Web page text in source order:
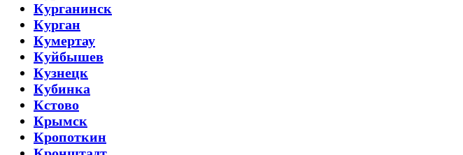
Курганинск
Курган
Кумертау
Куйбышев
Кузнецк
Кубинка
Кстово
Крымск
Кропоткин